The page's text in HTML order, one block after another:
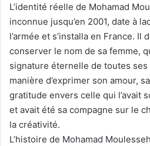
L’identité réelle de Mohamad
inconnue jusqu’en 2001, date à
l’armée et s’installa en France. Il
conserver le nom de sa femme,
signature éternelle de toutes
manière d’exprimer son amour,
gratitude envers celle qui l’avait
et avait été sa compagne sur le
la créativité.
L’histoire de Mohamad